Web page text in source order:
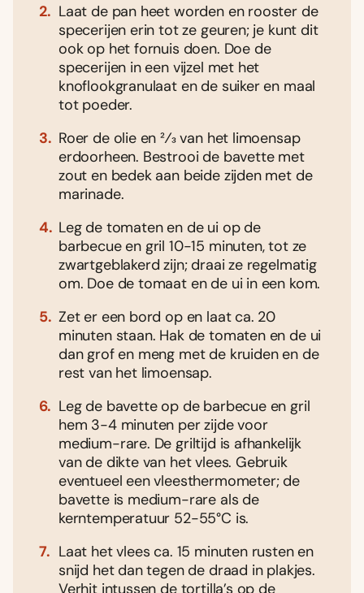
Laat de pan heet worden en rooster de
specerijen erin tot ze geuren; je kunt dit
ook op het fornuis doen. Doe de
specerijen in een vijzel met het
knoflookgranulaat en de suiker en maal
tot poeder.
Roer de olie en 2⁄3 van het limoensap
erdoorheen. Bestrooi de bavette met
zout en bedek aan beide zijden met de
marinade.
Leg de tomaten en de ui op de
barbecue en gril 10-15 minuten, tot ze
zwartgeblakerd zijn; draai ze regelmatig
om. Doe de tomaat en de ui in een kom.
Zet er een bord op en laat ca. 20
minuten staan. Hak de tomaten en de ui
dan grof en meng met de kruiden en de
rest van het limoensap.
Leg de bavette op de barbecue en gril
hem 3-4 minuten per zijde voor
medium-rare. De griltijd is afhankelijk
van de dikte van het vlees. Gebruik
eventueel een vleesthermometer; de
bavette is medium-rare als de
kerntemperatuur 52-55°C is.
Laat het vlees ca. 15 minuten rusten en
snijd het dan tegen de draad in plakjes.
Verhit intussen de tortilla’s op de